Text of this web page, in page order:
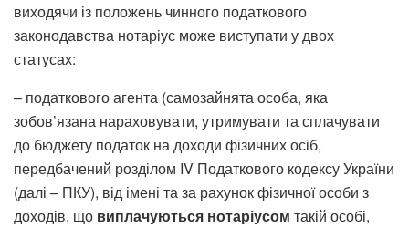
виходячи із положень чинного податкового
законодавства нотаріус може виступати у двох
статусах:
– податкового агента (самозайнята особа, яка
зобов’язана нараховувати, утримувати та сплачувати
до бюджету податок на доходи фізичних осіб,
передбачений розділом IV Податкового кодексу України
(далі – ПКУ), від імені та за рахунок фізичної особи з
доходів, що виплачуються нотаріусом такій особі,